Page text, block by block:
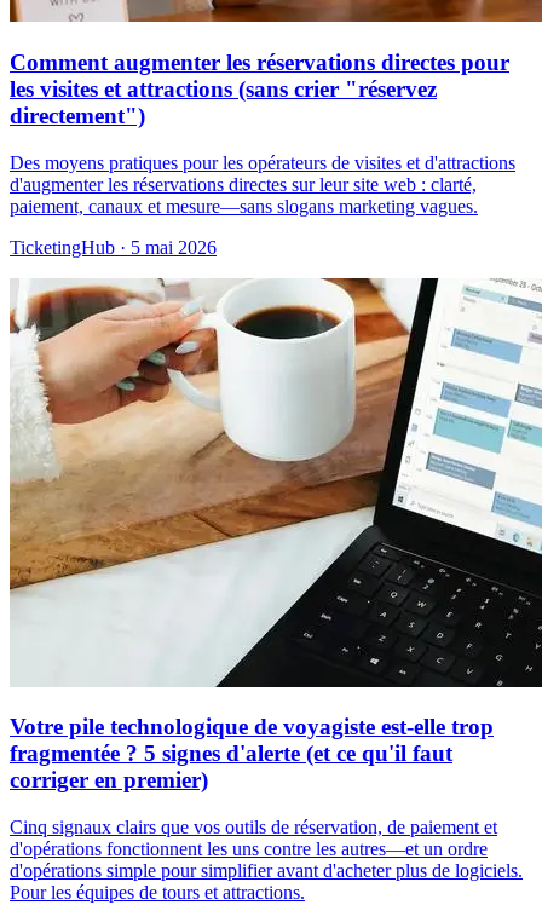
Comment augmenter les réservations directes pour
les visites et attractions (sans crier "réservez
directement")
Des moyens pratiques pour les opérateurs de visites et d'attractions
d'augmenter les réservations directes sur leur site web : clarté,
paiement, canaux et mesure—sans slogans marketing vagues.
TicketingHub · 5 mai 2026
Votre pile technologique de voyagiste est-elle trop
fragmentée ? 5 signes d'alerte (et ce qu'il faut
corriger en premier)
Cinq signaux clairs que vos outils de réservation, de paiement et
d'opérations fonctionnent les uns contre les autres—et un ordre
d'opérations simple pour simplifier avant d'acheter plus de logiciels.
Pour les équipes de tours et attractions.